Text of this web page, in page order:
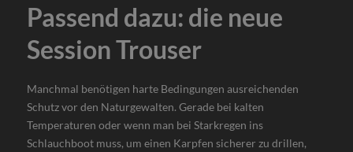
Passend dazu: die neue
Session Trouser
Manchmal benötigen harte Bedingungen ausreichenden
Schutz vor den Naturgewalten. Gerade bei kalten
Temperaturen oder wenn man bei Starkregen ins
Schlauchboot muss, um einen Karpfen sicherer zu drillen,